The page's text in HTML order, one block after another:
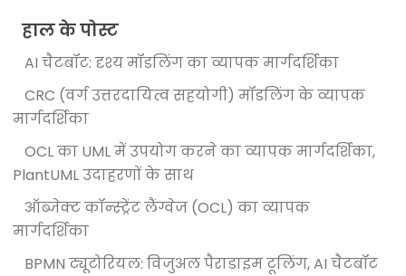
हाल के पोस्ट
AI चैटबॉट: दृश्य मॉडलिंग का व्यापक मार्गदर्शिका
CRC (वर्ग उत्तरदायित्व सहयोगी) मॉडलिंग के व्यापक
मार्गदर्शिका
OCL का UML में उपयोग करने का व्यापक मार्गदर्शिका,
PlantUML उदाहरणों के साथ
ऑब्जेक्ट कॉन्स्ट्रेंट लैंग्वेज (OCL) का व्यापक
मार्गदर्शिका
BPMN ट्यूटोरियल: विजुअल पैराडाइम टूलिंग, AI चैटबॉट